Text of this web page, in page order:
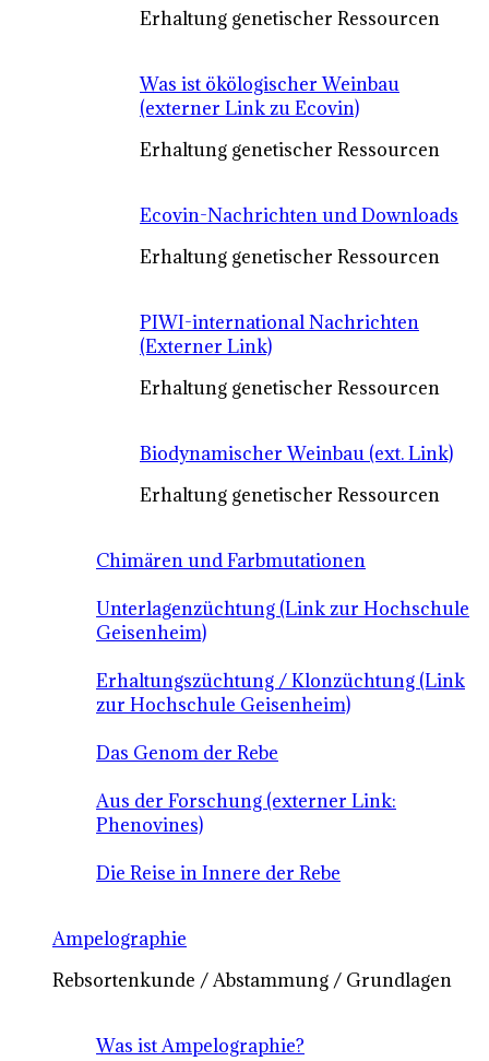
Erhaltung genetischer Ressourcen
Was ist ökölogischer Weinbau
(externer Link zu Ecovin)
Erhaltung genetischer Ressourcen
Ecovin-Nachrichten und Downloads
Erhaltung genetischer Ressourcen
PIWI-international Nachrichten
(Externer Link)
Erhaltung genetischer Ressourcen
Biodynamischer Weinbau (ext. Link)
Erhaltung genetischer Ressourcen
Chimären und Farbmutationen
Unterlagenzüchtung (Link zur Hochschule
Geisenheim)
Erhaltungszüchtung / Klonzüchtung (Link
zur Hochschule Geisenheim)
Das Genom der Rebe
Aus der Forschung (externer Link:
Phenovines)
Die Reise in Innere der Rebe
Ampelographie
Rebsortenkunde / Abstammung / Grundlagen
Was ist Ampelographie?